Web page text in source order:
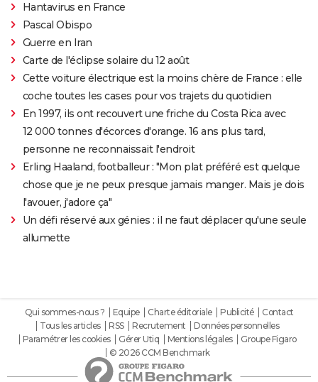
Hantavirus en France
Pascal Obispo
Guerre en Iran
Carte de l'éclipse solaire du 12 août
Cette voiture électrique est la moins chère de France : elle
coche toutes les cases pour vos trajets du quotidien
En 1997, ils ont recouvert une friche du Costa Rica avec
12 000 tonnes d'écorces d'orange. 16 ans plus tard,
personne ne reconnaissait l'endroit
Erling Haaland, footballeur : "Mon plat préféré est quelque
chose que je ne peux presque jamais manger. Mais je dois
l'avouer, j'adore ça"
Un défi réservé aux génies : il ne faut déplacer qu'une seule
allumette
Qui sommes-nous ? Equipe Charte éditoriale Publicité
Contact
Tous les articles
RSS Recrutement
Données personnelles
Paramétrer les cookies
Gérer Utiq Mentions légales
Groupe Figaro
© 2026 CCM Benchmark